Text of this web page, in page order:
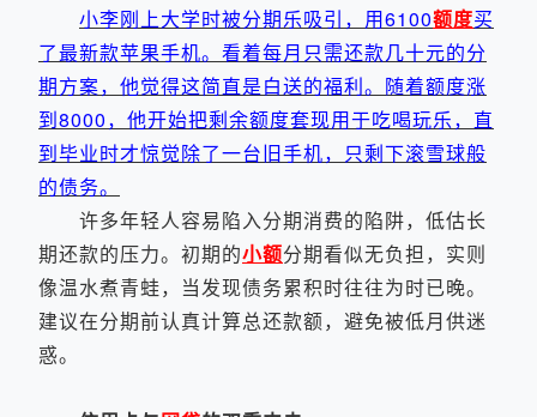
小李刚上大学时被分期乐吸引，用6100额度买
了最新款苹果手机。看着每月只需还款几十元的分
期方案，他觉得这简直是白送的福利。随着额度涨
到8000，他开始把剩余额度套现用于吃喝玩乐，直
到毕业时才惊觉除了一台旧手机，只剩下滚雪球般
的债务。
许多年轻人容易陷入分期消费的陷阱，低估长
期还款的压力。初期的小额分期看似无负担，实则
像温水煮青蛙，当发现债务累积时往往为时已晚。
建议在分期前认真计算总还款额，避免被低月供迷
惑。